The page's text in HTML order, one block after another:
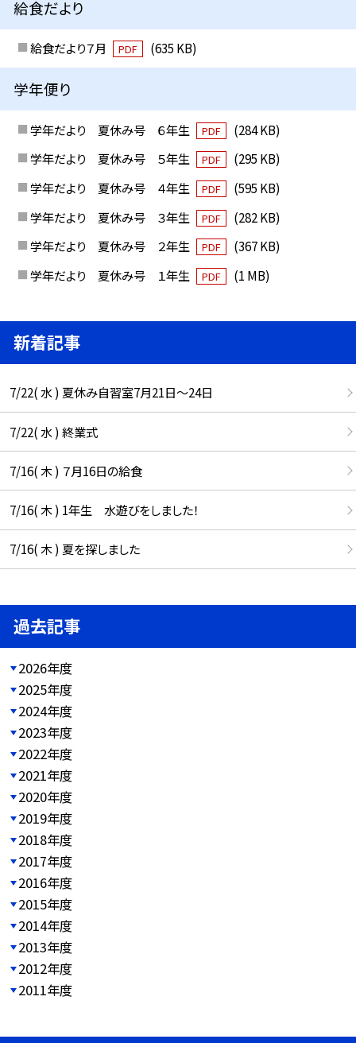
給食だより
給食だより７月 PDF (635 KB)
学年便り
学年だより 夏休み号 ６年生 PDF
(284 KB)
学年だより 夏休み号 ５年生
PDF
(295 KB)
学年だより 夏休み号 ４年生
PDF
(595 KB)
学年だより 夏休み号 ３年生
PDF
(282 KB)
学年だより 夏休み号 ２年生
PDF
(367 KB)
学年だより 夏休み号 １年生
PDF (1 MB)
新着記事
7/22( 水 ) 夏休み自習室7月21日〜24日
7/22( 水 ) 終業式
7/16( 木 ) ７月16日の給食
7/16( 木 ) 1年生 水遊びをしました！
7/16( 木 ) 夏を探しました
過去記事
2026年度
2025年度
2024年度
2023年度
2022年度
2021年度
2020年度
2019年度
2018年度
2017年度
2016年度
2015年度
2014年度
2013年度
2012年度
2011年度